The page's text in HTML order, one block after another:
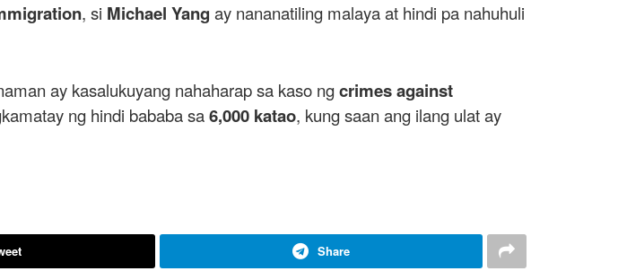
, si Michael Yang ay nananatiling malaya at hindi pa nahuhuli
ay kasalukuyang nahaharap sa kaso ngcrimes against
ng hindi bababa sa6,000 katao, kung saan ang ilang ulat ay
Share